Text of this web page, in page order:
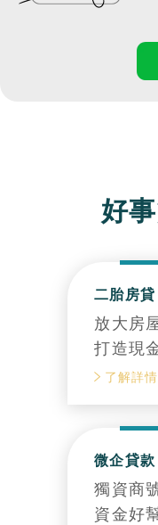
好
二胎房貸
放大房
打造現
了解詳情
微企貸款
獨資商
資金好